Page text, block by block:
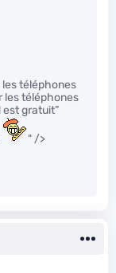
les téléphones
les téléphones
gratuit”
" />